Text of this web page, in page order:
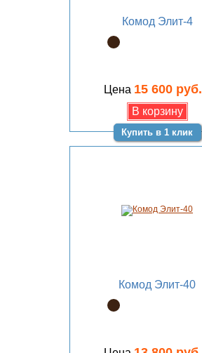
Комод Элит-4
Цена 15 600 руб.
Купить в 1 клик
Комод Элит-40